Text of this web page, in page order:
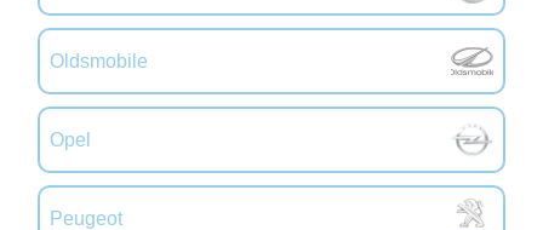
Oldsmobile
Opel
Peugeot